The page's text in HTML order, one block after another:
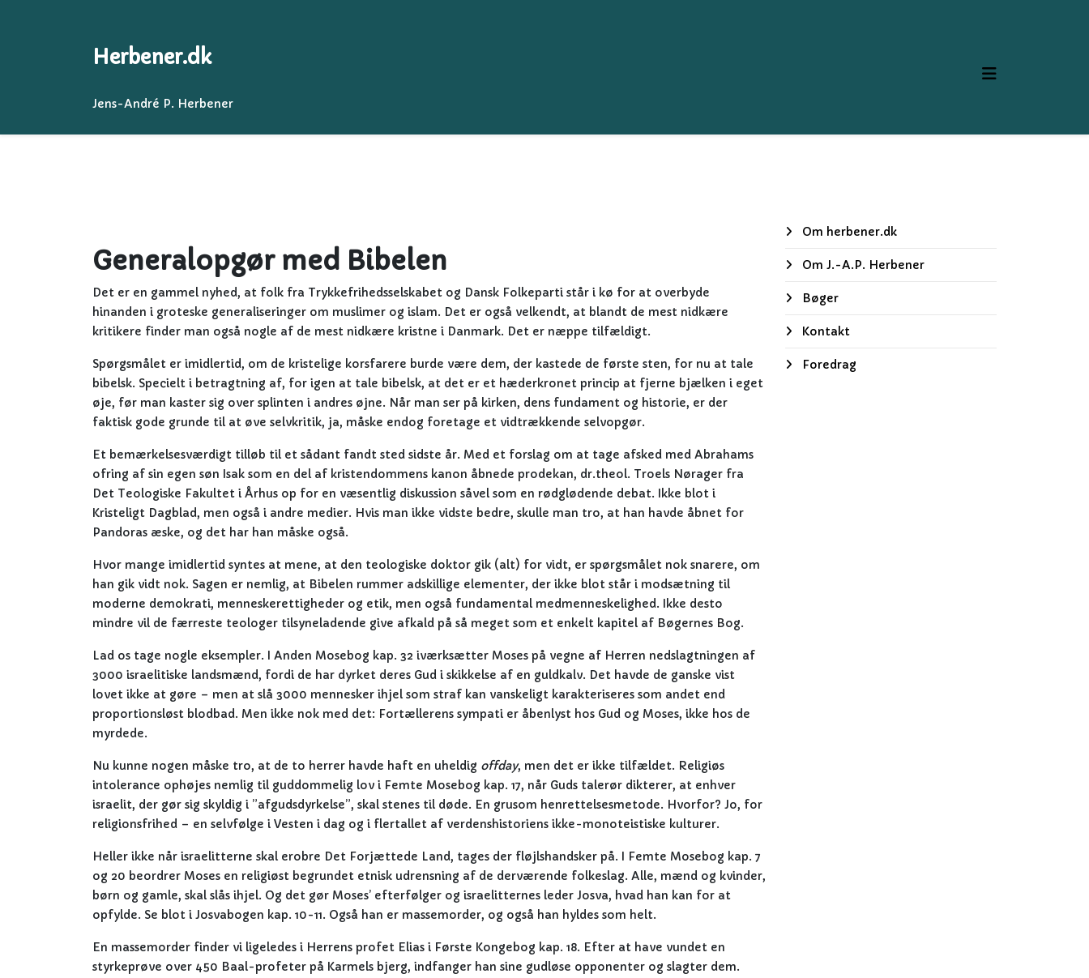
Herbener.dk
Jens-André P. Herbener
Generalopgør med Bibelen
Det er en gammel nyhed, at folk fra Trykkefrihedsselskabet og Dansk Folkeparti står i kø for at overbyde
hinanden i groteske generaliseringer om muslimer og islam. Det er også velkendt, at blandt de mest nidkære
kritikere finder man også nogle af de mest nidkære kristne i Danmark. Det er næppe tilfældigt.
Spørgsmålet er imidlertid, om de kristelige korsfarere burde være dem, der kastede de første sten, for nu at tale
bibelsk. Specielt i betragtning af, for igen at tale bibelsk, at det er et hæderkronet princip at fjerne bjælken i eget
øje, før man kaster sig over splinten i andres øjne. Når man ser på kirken, dens fundament og historie, er der
faktisk gode grunde til at øve selvkritik, ja, måske endog foretage et vidtrækkende selvopgør.
Et bemærkelsesværdigt tilløb til et sådant fandt sted sidste år. Med et forslag om at tage afsked med Abrahams
ofring af sin egen søn Isak som en del af kristendommens kanon åbnede prodekan, dr.theol. Troels Nørager fra
Det Teologiske Fakultet i Århus op for en væsentlig diskussion såvel som en rødglødende debat. Ikke blot i
Kristeligt Dagblad, men også i andre medier. Hvis man ikke vidste bedre, skulle man tro, at han havde åbnet for
Pandoras æske, og det har han måske også.
Hvor mange imidlertid syntes at mene, at den teologiske doktor gik (alt) for vidt, er spørgsmålet nok snarere, om
han gik vidt nok. Sagen er nemlig, at Bibelen rummer adskillige elementer, der ikke blot står i modsætning til
moderne demokrati, menneskerettigheder og etik, men også fundamental medmenneskelighed. Ikke desto
mindre vil de færreste teologer tilsyneladende give afkald på så meget som et enkelt kapitel af Bøgernes Bog.
Lad os tage nogle eksempler. I Anden Mosebog kap. 32 iværksætter Moses på vegne af Herren nedslagtningen af
3000 israelitiske landsmænd, fordi de har dyrket deres Gud i skikkelse af en guldkalv. Det havde de ganske vist
lovet ikke at gøre – men at slå 3000 mennesker ihjel som straf kan vanskeligt karakteriseres som andet end
proportionsløst blodbad. Men ikke nok med det: Fortællerens sympati er åbenlyst hos Gud og Moses, ikke hos de
myrdede.
Nu kunne nogen måske tro, at de to herrer havde haft en uheldig offday, men det er ikke tilfældet. Religiøs
intolerance ophøjes nemlig til guddommelig lov i Femte Mosebog kap. 17, når Guds talerør dikterer, at enhver
israelit, der gør sig skyldig i ”afgudsdyrkelse”, skal stenes til døde. En grusom henrettelsesmetode. Hvorfor? Jo, for
religionsfrihed – en selvfølge i Vesten i dag og i flertallet af verdenshistoriens ikke-monoteistiske kulturer.
Heller ikke når israelitterne skal erobre Det Forjættede Land, tages der fløjlshandsker på. I Femte Mosebog kap. 7
og 20 beordrer Moses en religiøst begrundet etnisk udrensning af de derværende folkeslag. Alle, mænd og kvinder,
børn og gamle, skal slås ihjel. Og det gør Moses’ efterfølger og israelitternes leder Josva, hvad han kan for at
opfylde. Se blot i Josvabogen kap. 10-11. Også han er massemorder, og også han hyldes som helt.
En massemorder finder vi ligeledes i Herrens profet Elias i Første Kongebog kap. 18. Efter at have vundet en
styrkeprøve over 450 Baal-profeter på Karmels bjerg, indfanger han sine gudløse opponenter og slagter dem.
Om herbener.dk
Om J.-A.P. Herbener
Bøger
Kontakt
Foredrag